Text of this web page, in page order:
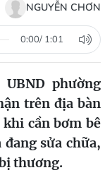
NGUYỄN CHƠN
0:00/ 1:01
phường
trên địa bàn
cần bơm bê
sửa chữa,
thương.